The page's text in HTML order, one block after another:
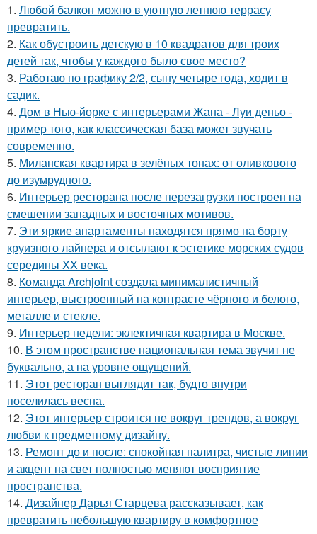
1. Любой балкон можно в уютную летнюю террасу
превратить.
2. Как обустроить детскую в 10 квадратов для троих
детей так, чтобы у каждого было свое место?
3. Работаю по графику 2/2, сыну четыре года, ходит в
садик.
4. Дом в Нью-йорке с интерьерами Жана - Луи деньо -
пример того, как классическая база может звучать
современно.
5. Миланская квартира в зелёных тонах: от оливкового
до изумрудного.
6. Интерьер ресторана после перезагрузки построен на
смешении западных и восточных мотивов.
7. Эти яркие апартаменты находятся прямо на борту
круизного лайнера и отсылают к эстетике морских судов
середины XX века.
8. Команда Archjoint создала минималистичный
интерьер, выстроенный на контрасте чёрного и белого,
металле и стекле.
9. Интерьер недели: эклектичная квартира в Москве.
10. В этом пространстве национальная тема звучит не
буквально, а на уровне ощущений.
11. Этот ресторан выглядит так, будто внутри
поселилась весна.
12. Этот интерьер строится не вокруг трендов, а вокруг
любви к предметному дизайну.
13. Ремонт до и после: спокойная палитра, чистые линии
и акцент на свет полностью меняют восприятие
пространства.
14. Дизайнер Дарья Старцева рассказывает, как
превратить небольшую квартиру в комфортное